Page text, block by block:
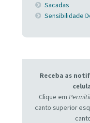
Sacadas
Sensibilidade
Receba as
Clique em
canto superior